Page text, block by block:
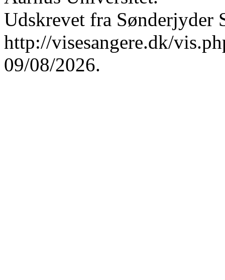
Udskrevet fra Sønderjyder
http://visesangere.dk/
09/08/2026.